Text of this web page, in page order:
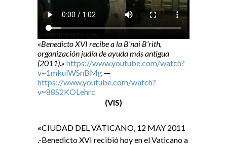
«Benedicto XVI recibe a la B’nai B’rith,
organización judía de ayuda más antigua
(2011).» https://www.youtube.com/watch?
v=1mkulWSnBMg —
https://www.youtube.com/watch?
v=88S2KOLehrc
(VIS)
«CIUDAD DEL VATICANO, 12 MAY 2011
.-Benedicto XVI recibió hoy en el Vaticano a